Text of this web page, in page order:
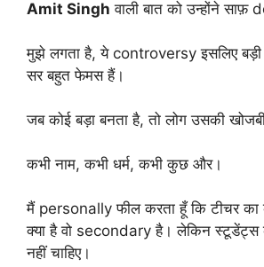
Amit Singh वाली बात को उन्होंने साफ़
मुझे लगता है, ये controversy इसलिए बड़ी
सर बहुत फेमस हैं।
जब कोई बड़ा बनता है, तो लोग उसकी
कभी नाम, कभी धर्म, कभी कुछ और।
मैं personally फील करता हूँ कि टीचर का
क्या है वो secondary है। लेकिन स्टूडेंट्स
नहीं चाहिए।